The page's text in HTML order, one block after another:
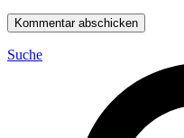
Kommentar abschicken
Suche